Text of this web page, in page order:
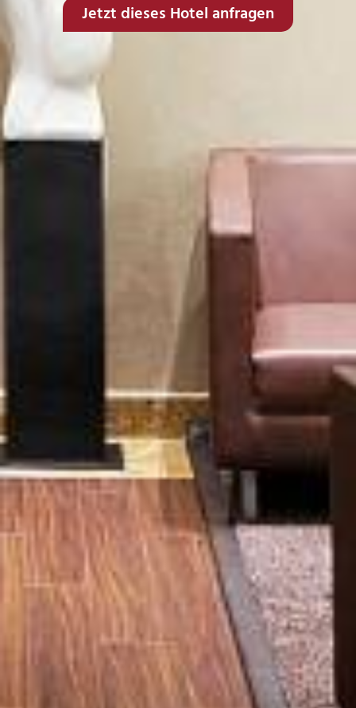
Jetzt dieses Hotel anfragen